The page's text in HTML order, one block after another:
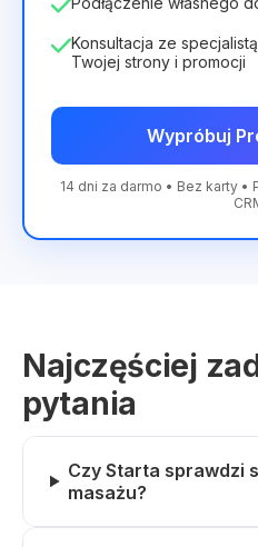
Konsultacja ze
Twojej strony i promocji
Wypróbuj
14 dni za darmo • Bez karty
Najczęściej
pytania
Czy Starta sprawdzi
masażu?